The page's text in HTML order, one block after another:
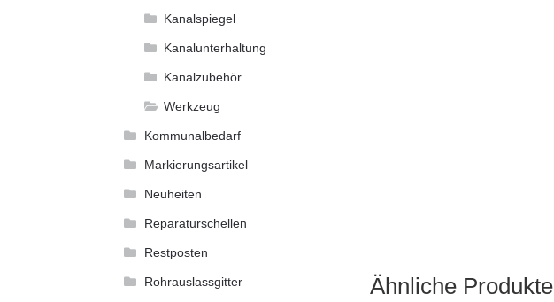
Ähnliche Produkte
Kanalspiegel
Kanalunterhaltung
Kanalzubehör
Werkzeug
Kommunalbedarf
Markierungsartikel
Neuheiten
Reparaturschellen
Restposten
Rohrauslassgitter